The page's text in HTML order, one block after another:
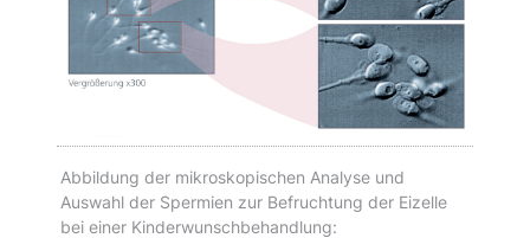
Abbildung der mikroskopischen Analyse und
Auswahl der Spermien zur Befruchtung der Eizelle
bei einer Kinderwunschbehandlung: